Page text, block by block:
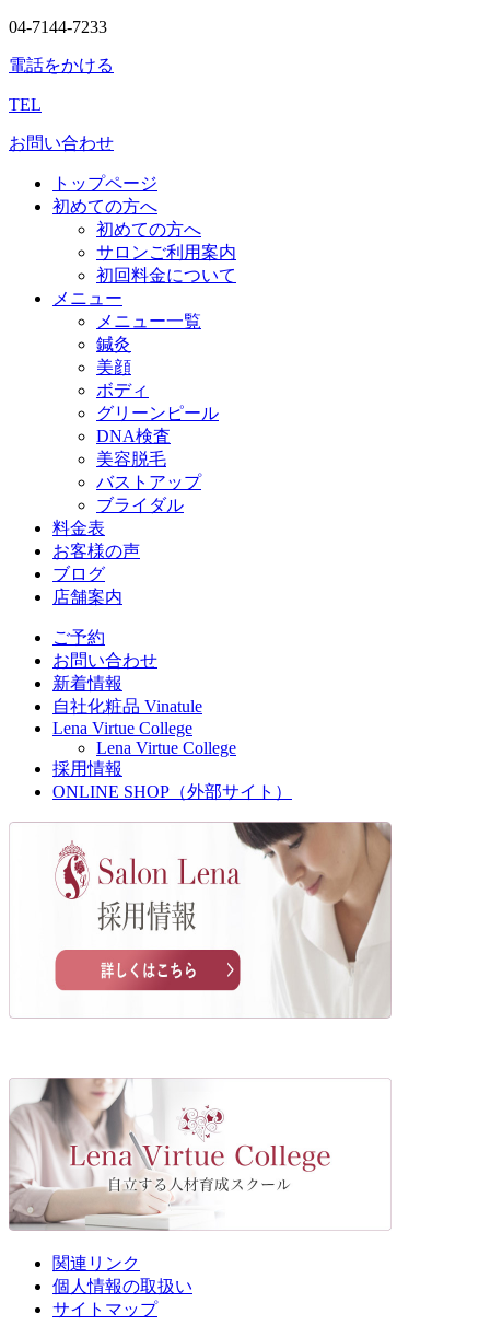
04-7144-7233
電話をかける
TEL
お問い合わせ
トップページ
初めての方へ
初めての方へ
サロンご利用案内
初回料金について
メニュー
メニュー一覧
鍼灸
美顔
ボディ
グリーンピール
DNA検査
美容脱毛
バストアップ
ブライダル
料金表
お客様の声
ブログ
店舗案内
ご予約
お問い合わせ
新着情報
自社化粧品 Vinatule
Lena Virtue College
Lena Virtue College
採用情報
ONLINE SHOP（外部サイト）
関連リンク
個人情報の取扱い
サイトマップ